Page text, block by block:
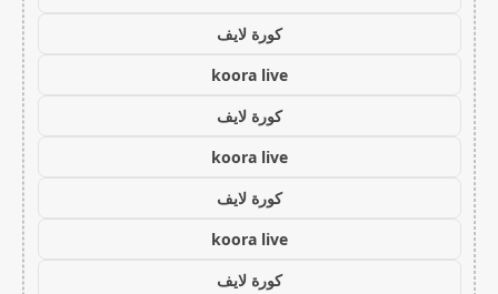
كورة لايف
koora live
كورة لايف
koora live
كورة لايف
koora live
كورة لايف